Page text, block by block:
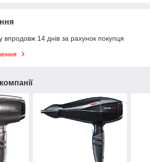
впродовж 14 днів за рахунок покупця